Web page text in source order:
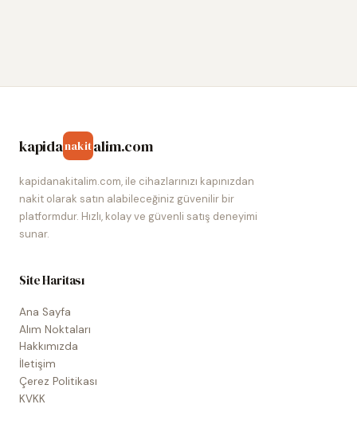
kapidanakitalim.com
kapidanakitalim.com, ile cihazlarınızı kapınızdan
nakit olarak satın alabileceğiniz güvenilir bir
platformdur. Hızlı, kolay ve güvenli satış deneyimi
sunar.
Site Haritası
Ana Sayfa
Alım Noktaları
Hakkımızda
İletişim
Çerez Politikası
KVKK